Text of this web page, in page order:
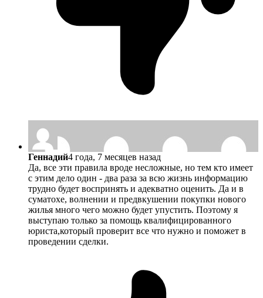
Геннадий4 года, 7 месяцев назад
Да, все эти правила вроде несложные, но тем кто имеет
с этим дело один - два раза за всю жизнь информацию
трудно будет воспринять и адекватно оценить. Да и в
суматохе, волнении и предвкушении покупки нового
жилья много чего можно будет упустить. Поэтому я
выступаю только за помощь квалифицированного
юриста,который проверит все что нужно и поможет в
проведении сделки.